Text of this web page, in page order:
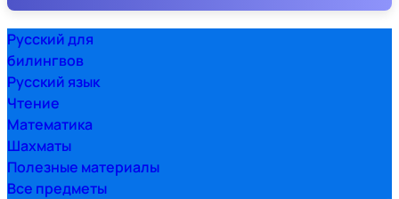
Русский для
билингвов
Русский язык
Чтение
Математика
Шахматы
Полезные материалы
Все предметы